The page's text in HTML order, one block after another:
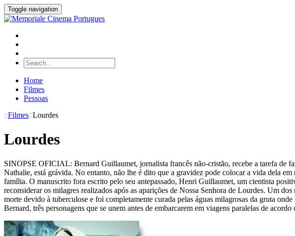
Toggle navigation
Home
Filmes
Pessoas
Filmes Lourdes
Lourdes
SINOPSE OFICIAL: Bernard Guillaumet, jornalista francês não-cristão, recebe a tarefa de
Nathalie, está grávida. No entanto, não lhe é dito que a gravidez pode colocar a vida dela
família. O manuscrito fora escrito pelo seu antepassado, Henri Guillaumet, um cientista
reconsiderar os milagres realizados após as aparições de Nossa Senhora de Lourdes. Um
morte devido à tuberculose e foi completamente curada pelas águas milagrosas da gruta
Bernard, três personagens que se unem antes de embarcarem em viagens paralelas de